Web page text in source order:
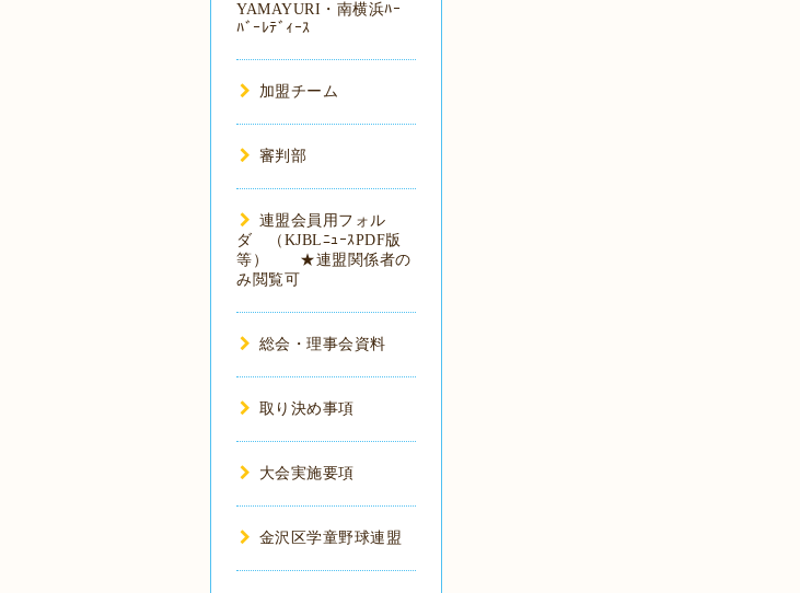
YAMAYURI・南横浜ﾊｰ
ﾊﾞｰﾚﾃﾞｨｰｽ
加盟チーム
審判部
連盟会員用フォル
ダ （KJBLﾆｭｰｽPDF版
等） ★連盟関係者の
み閲覧可
総会・理事会資料
取り決め事項
大会実施要項
金沢区学童野球連盟